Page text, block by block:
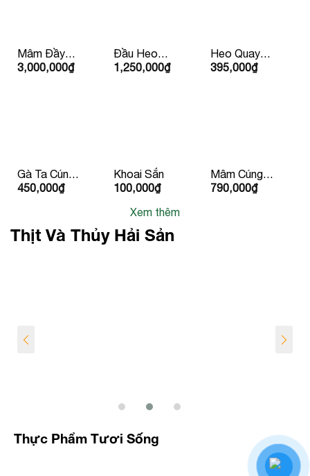
Mâm Đầy
Tháng/Thôi
3,000,000₫
Đầu Heo
Cúng
1,250,000₫
Heo Quay
Con Lớn
395,000₫
Gà Ta Cúng
Hấp Sẵn
450,000₫
Khoai Sắn
100,000₫
Mâm Cúng
Chay – Vạn
790,000₫
Xem thêm
Thịt Và Thủy Hải Sản
Thực Phẩm Tươi Sống